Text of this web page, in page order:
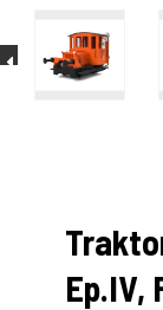
Ep.IV,